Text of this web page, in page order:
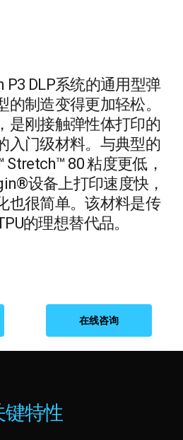
P3 DLP系统的通用型弹
制造变得更加轻松。
是刚接触弹性体打印的
入门级材料。与典型的
80 粘度更低，
设备上打印速度快，
也很简单。该材料是传
的理想替代品。
在线咨询
键特性